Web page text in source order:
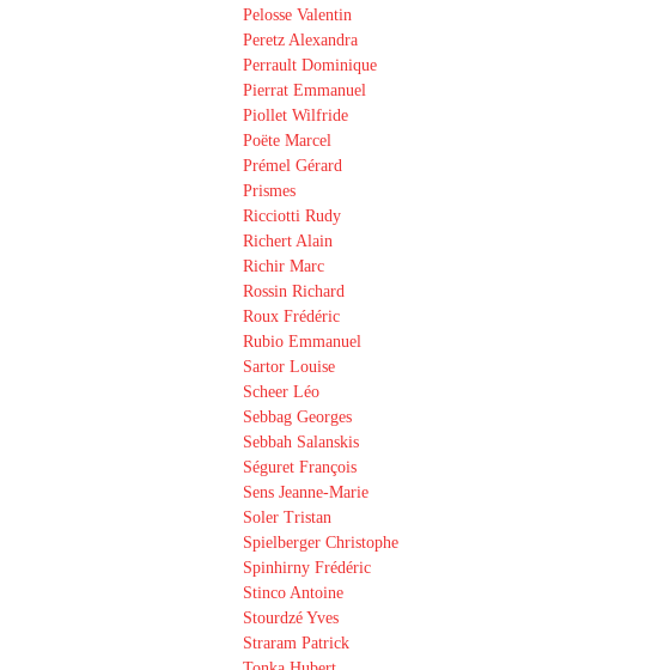
Pelosse Valentin
Peretz Alexandra
Perrault Dominique
Pierrat Emmanuel
Piollet Wilfride
Poëte Marcel
Prémel Gérard
Prismes
Ricciotti Rudy
Richert Alain
Richir Marc
Rossin Richard
Roux Frédéric
Rubio Emmanuel
Sartor Louise
Scheer Léo
Sebbag Georges
Sebbah Salanskis
Séguret François
Sens Jeanne-Marie
Soler Tristan
Spielberger Christophe
Spinhirny Frédéric
Stinco Antoine
Stourdzé Yves
Straram Patrick